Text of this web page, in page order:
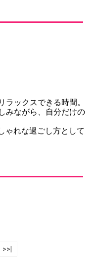
ラックスできる時間。
みながら、自分だけの
ゃれな過ごし方として
>>|